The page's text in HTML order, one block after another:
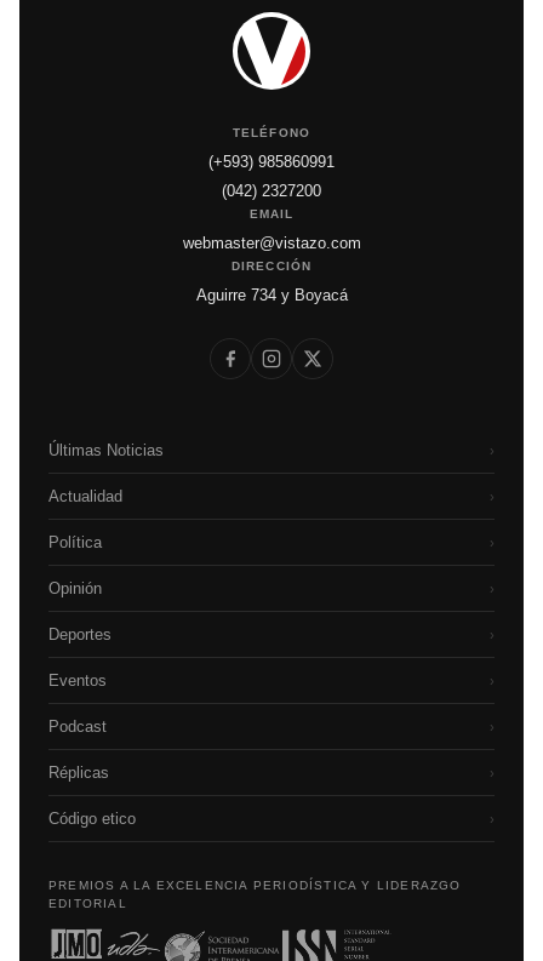
TELÉFONO
(+593) 985860991
(042) 2327200
EMAIL
webmaster@vistazo.com
DIRECCIÓN
Aguirre 734 y Boyacá
Últimas Noticias ›
Actualidad ›
Política ›
Opinión ›
Deportes ›
Eventos ›
Podcast ›
Réplicas ›
Código etico ›
PREMIOS A LA EXCELENCIA PERIODÍSTICA Y LIDERAZGO
EDITORIAL